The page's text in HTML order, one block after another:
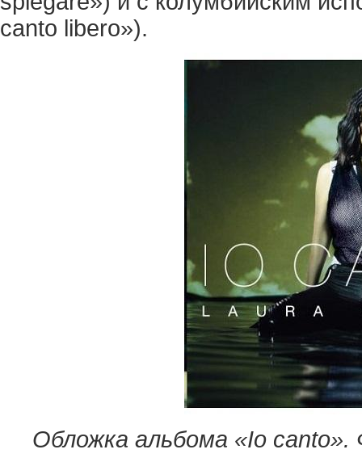
canto libero»).
Обложка альбома «Io